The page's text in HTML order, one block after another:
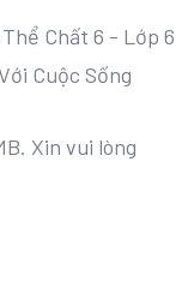
Chất 6 - Lớp 6
Cuộc Sống
Xin vui lòng